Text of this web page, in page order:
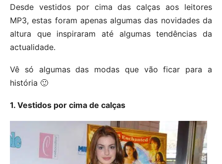
Desde vestidos por cima das calças aos leitores
MP3, estas foram apenas algumas das novidades da
altura que inspiraram até algumas tendências da
actualidade.
Vê só algumas das modas que vão ficar para a
história 🙂
1. Vestidos por cima de calças